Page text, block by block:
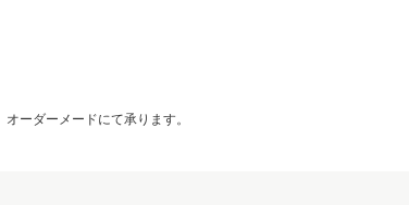
ーダーメードにて承ります。